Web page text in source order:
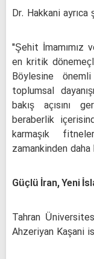
Dr. Hakkani ayrıca
"Şehit İmamımız
en kritik
Böylesine
toplumsal
bakış açısını
beraberlik
karmaşık
zamankinden
Güçlü İran, Yeni
Tahran
Ahzeriyan Kaşani